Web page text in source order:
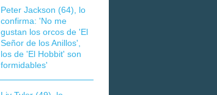
Peter Jackson (64), lo
confirma: 'No me
gustan los orcos de 'El
Señor de los Anillos',
los de 'El Hobbit' son
formidables'